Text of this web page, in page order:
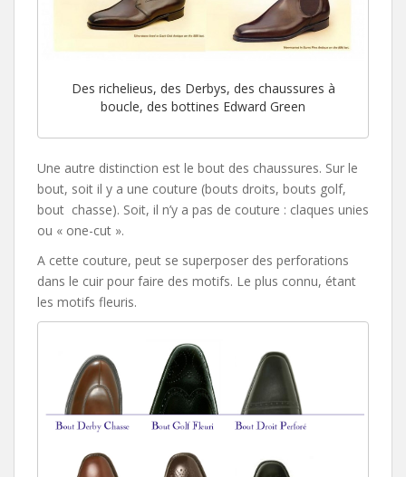
Des richelieus, des Derbys, des chaussures à
boucle, des bottines Edward Green
Une autre distinction est le bout des chaussures. Sur le
bout, soit il y a une couture (bouts droits, bouts golf,
bout chasse). Soit, il n’y a pas de couture : claques unies
ou « one-cut ».
A cette couture, peut se superposer des perforations
dans le cuir pour faire des motifs. Le plus connu, étant
les motifs fleuris.